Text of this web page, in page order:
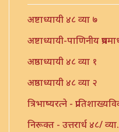
अष्टाध्यायी ४८ व्या ७
अष्टाध्यायी-पाणिनीय
अष्ठाध्यायी ४८ व्या १
अष्ठाध्यायी ४८ व्या २
त्रिभाष्यरत्ने -
निरूक्त - उत्तरार्ध ४८/